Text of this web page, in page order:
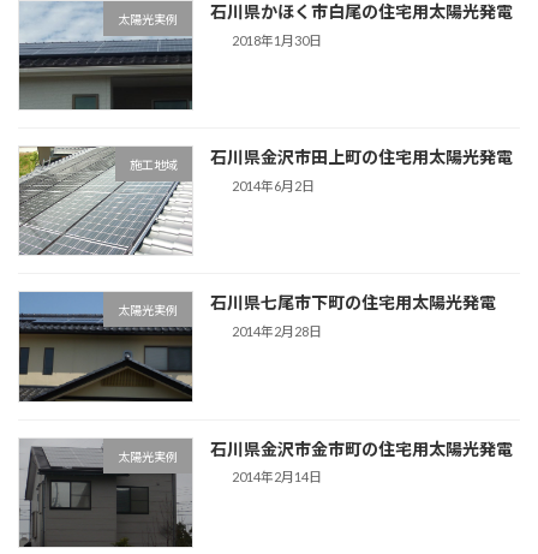
太陽光実例 石川県かほく市白尾の住宅用太陽光発電
2018年1月30日
施工地域 石川県金沢市田上町の住宅用太陽光発電
2014年6月2日
太陽光実例 石川県七尾市下町の住宅用太陽光発電
2014年2月28日
太陽光実例 石川県金沢市金市町の住宅用太陽光発電
2014年2月14日